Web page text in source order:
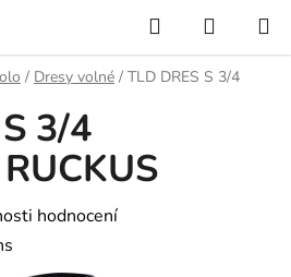
Hledat
KOŠÍK
/ Dresy volné / TLD DRES S 3/4
3/4
hodnocení